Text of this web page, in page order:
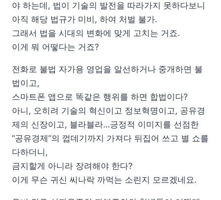
야 하는데, 법이 기술의 발전을 따라가지 못하다보니
아직 해당 법규가 미비, 하여 처벌 불가.
그래서 법을 시대의 변화에 맞게 고치는 거죠.
이게 뭐 어떻다는 거죠?
전화로 불법 자가용 영업을 알선하거나 중개하면 불
법이고,
스마트폰 앱으로 똑같은 행위를 하면 합법이다?
아니, 오히려 기술의 혁신이고 정보혁명이고, 공유경
제의 신장이고, 블라블라…긍정적 이미지를 선점한
“공유경제”의 껍데기까지 가져다 뒤집어 쓰고 별 쇼를
다하더니,
금지할게 아니라 장려해야 한다?
이게 무슨 귀신 씨나락 까먹는 소린지 모르겠네요.